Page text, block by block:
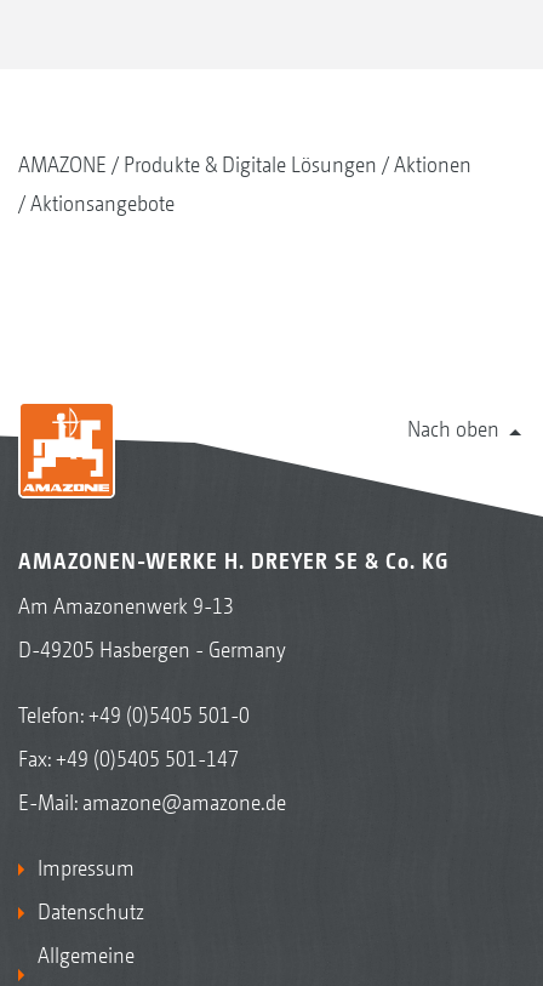
AMAZONE Produkte & Digitale Lösungen
Aktionen
Aktionsangebote
Nach oben
AMAZONEN-WERKE H. DREYER SE & Co. KG
Am Amazonenwerk 9-13
D-49205 Hasbergen - Germany
Telefon:+49 (0)5405 501-0
Fax: +49 (0)5405 501-147
E-Mail: amazone@amazone.de
Impressum
Datenschutz
Allgemeine